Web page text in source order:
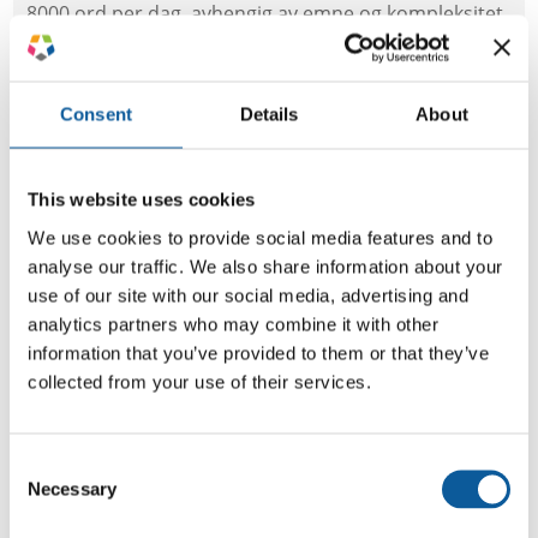
Consent Details About
This website uses cookies
We use cookies to provide social media features and to
analyse our traffic. We also share information about your
use of our site with our social media, advertising and
analytics partners who may combine it with other
information that you’ve provided to them or that they’ve
collected from your use of their services.
Selection
Necessary
8000 ord per dag, avhengig av emne og kompleksitet.
5. FÅ MEST MULIG UT AV
oversettelser til gjenbruk i fremtidige prosjekter.
Noen av de viktigste fordelene med
oversettelsesminner er:
uniforme tekster – oversettelsesminner sørger for
at unike setninger og terminologi i virksomheten
blir oversatt likt i alle dokumenter
hastighet – oversettelsesminner lagrer tidligere
reduserte kostnader – oversettelsesleverandører
tar en betydelig redusert pris for tidligere oversatt